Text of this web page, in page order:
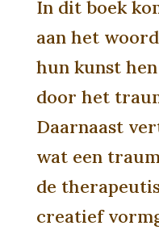
In dit boek
aan het
hun kunst
door het
Daarnaast
wat een
de
creatief